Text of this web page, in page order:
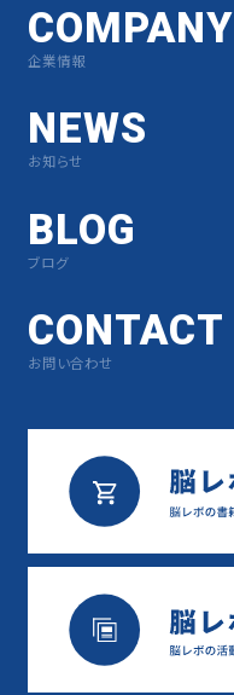
COMPANY
企業情報
NEWS
お知らせ
BLOG
ブログ
CONTACT
お問い合わせ